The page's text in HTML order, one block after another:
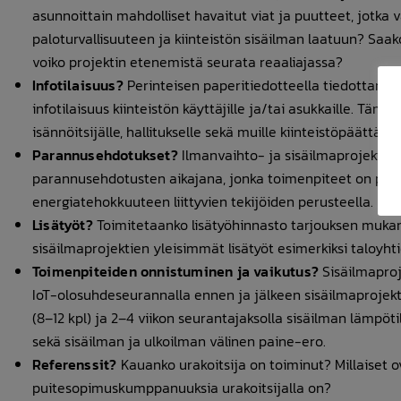
asunnoittain mahdolliset havaitut viat ja puutteet, jotka
paloturvallisuuteen ja kiinteistön sisäilman laatuun?
voiko projektin etenemistä seurata reaaliajassa?
Infotilaisuus?Perinteisen paperitiedotteella
infotilaisuus kiinteistön käyttäjille ja/tai asukkaille.
isännöitsijälle, hallitukselle sekä muille kiinteistöpäättäjille.
Parannusehdotukset?Ilmanvaihto- ja
parannusehdotusten aikajana, jonka toimenpiteet on
energiatehokkuuteen liittyvien tekijöiden perusteella.
Lisätyöt?Toimitetaanko lisätyöhinnasto tarjouksen
sisäilmaprojektien yleisimmät lisätyöt esimerkiksi
Toimenpiteiden onnistuminen ja vaikutus?
IoT-olosuhdeseurannalla ennen ja jälkeen
(8–12 kpl) ja 2–4 viikon seurantajaksolla sisäilman
sekä sisäilman ja ulkoilman välinen paine-ero.
Referenssit? Kauanko urakoitsija on toiminut? Millaiset
puitesopimuskumppanuuksia urakoitsijalla on?